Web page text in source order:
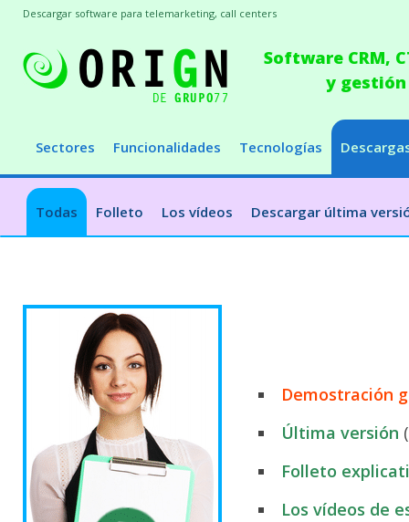
Software CRM,
y
Sectores Funcionalidades Tecnologías
Todas Folleto Los vídeos Descargar última
Descargar software para telemarketing, call centers
Demostración
Última versión
Folleto
Los vídeos de